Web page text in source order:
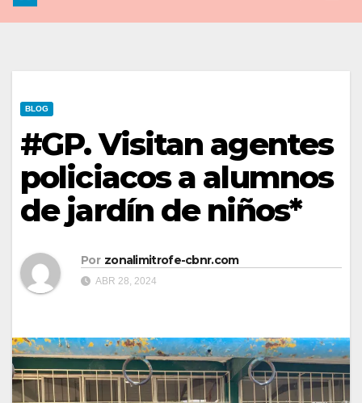
BLOG
#GP. Visitan agentes
policiacos a alumnos
de jardín de niños*
Por zonalimitrofe-cbnr.com
ABR 28, 2024